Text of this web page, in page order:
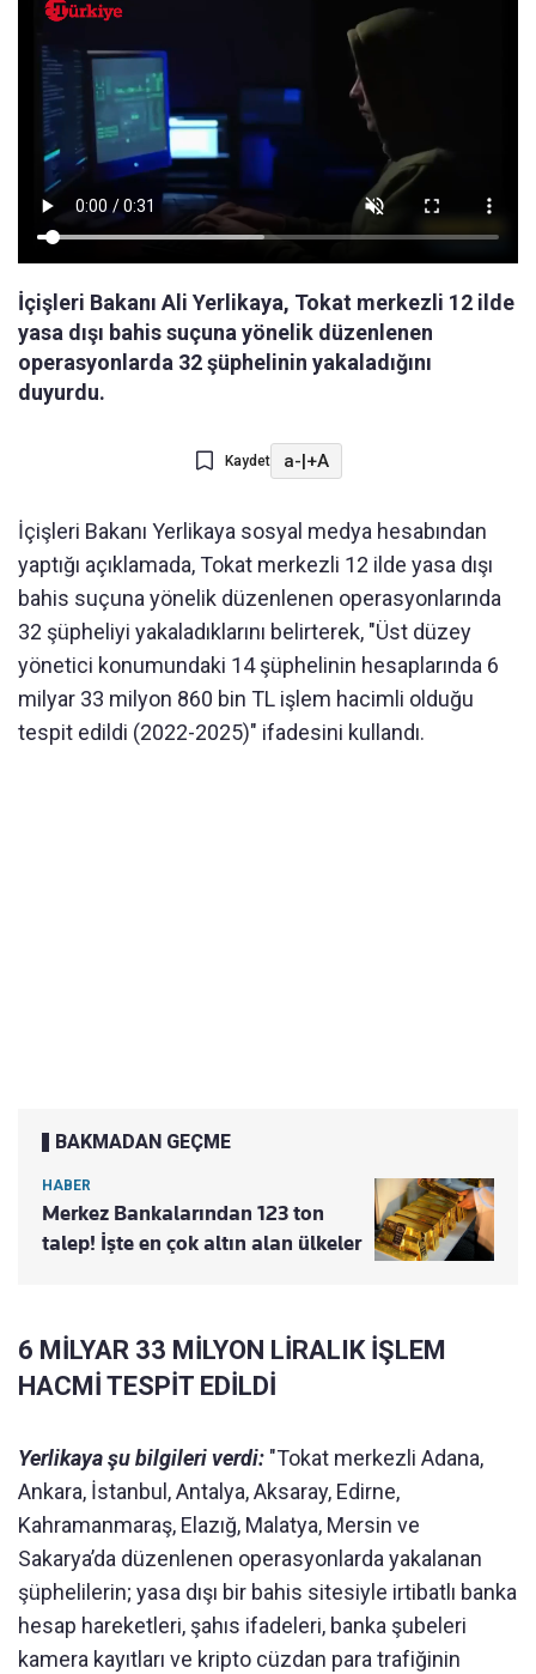
İçişleri Bakanı Ali Yerlikaya, Tokat merkezli 12 ilde
yasa dışı bahis suçuna yönelik düzenlenen
operasyonlarda 32 şüphelinin yakaladığını
duyurdu.
Kaydet a-|+A
İçişleri Bakanı Yerlikaya sosyal medya hesabından
yaptığı açıklamada, Tokat merkezli 12 ilde yasa dışı
bahis suçuna yönelik düzenlenen operasyonlarında
32 şüpheliyi yakaladıklarını belirterek, "Üst düzey
yönetici konumundaki 14 şüphelinin hesaplarında 6
milyar 33 milyon 860 bin TL işlem hacimli olduğu
tespit edildi (2022-2025)" ifadesini kullandı.
BAKMADAN GEÇME
HABER
Merkez Bankalarından 123 ton
talep! İşte en çok altın alan ülkeler
6 MİLYAR 33 MİLYON LİRALIK İŞLEM
HACMİ TESPİT EDİLDİ
Yerlikaya şu bilgileri verdi: "Tokat merkezli Adana,
Ankara, İstanbul, Antalya, Aksaray, Edirne,
Kahramanmaraş, Elazığ, Malatya, Mersin ve
Sakarya’da düzenlenen operasyonlarda yakalanan
şüphelilerin; yasa dışı bir bahis sitesiyle irtibatlı banka
hesap hareketleri, şahıs ifadeleri, banka şubeleri
kamera kayıtları ve kripto cüzdan para trafiğinin